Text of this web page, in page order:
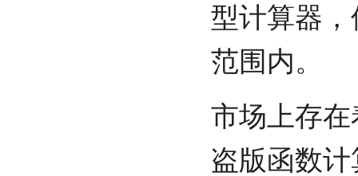
型计算器
范围内。
市场上存
盗版函数